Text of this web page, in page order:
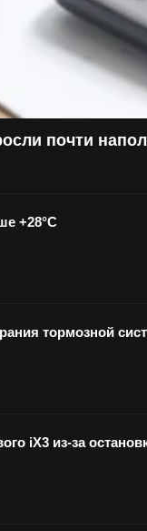
почти
+28°С
тормозной
iX3 из-за